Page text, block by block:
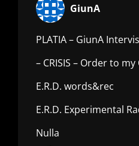
GiunA
PLATIA – GiunA
– CRISIS – Order to my
E.R.D. words&rec
E.R.D. Experimental
Nulla